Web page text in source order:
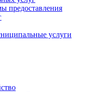
предоставления
услуги